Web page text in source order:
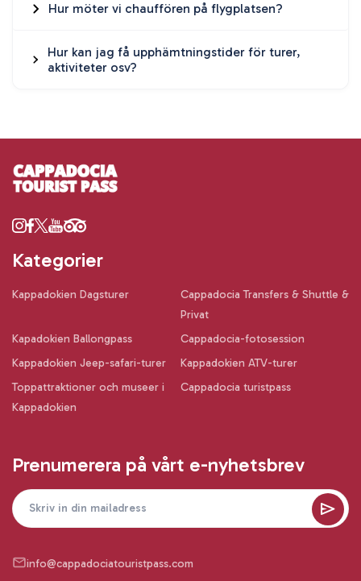
Hur möter vi chauffören på flygplatsen?
Hur kan jag få upphämtningstider för turer,
aktiviteter osv?
Kategorier
Kappadokien Dagsturer
Cappadocia Transfers & Shuttle &
Privat
Kapadokien Ballongpass
Cappadocia-fotosession
Kappadokien Jeep-safari-turer
Kappadokien ATV-turer
Toppattraktioner och museer i
Kappadokien
Cappadocia turistpass
Prenumerera på vårt e-nyhetsbrev
info@cappadociatouristpass.com